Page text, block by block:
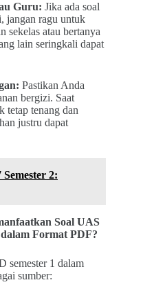
Guru: Jika ada soal
jangan ragu untuk
sekelas atau bertanya
lain seringkali dapat
Pastikan Anda
bergizi. Saat
tetap tenang dan
justru dapat
2:
Soal UAS
Format PDF?
semester 1 dalam
sumber: